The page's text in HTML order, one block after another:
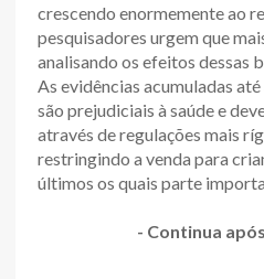
crescendo enormemente ao
pesquisadores urgem que
analisando os efeitos dessas
As evidências acumuladas
são prejudiciais à saúde e
através de regulações mais
restringindo a venda para
últimos os quais parte
- Continua